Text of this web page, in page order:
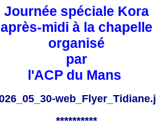
Journée spéciale Kora
après-midi à la chapelle
organisé
par
l'ACP du Mans
**********